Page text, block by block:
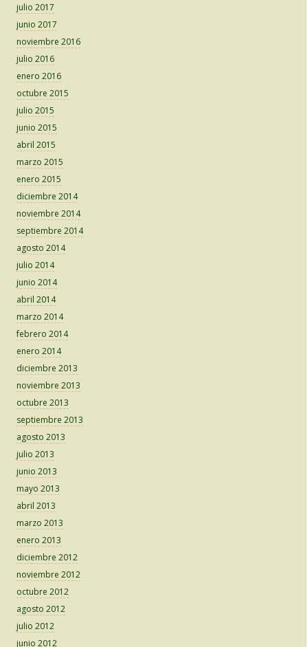
julio 2017
junio 2017
noviembre 2016
julio 2016
enero 2016
octubre 2015
julio 2015
junio 2015
abril 2015
marzo 2015
enero 2015
diciembre 2014
noviembre 2014
septiembre 2014
agosto 2014
julio 2014
junio 2014
abril 2014
marzo 2014
febrero 2014
enero 2014
diciembre 2013
noviembre 2013
octubre 2013
septiembre 2013
agosto 2013
julio 2013
junio 2013
mayo 2013
abril 2013
marzo 2013
enero 2013
diciembre 2012
noviembre 2012
octubre 2012
agosto 2012
julio 2012
junio 2012